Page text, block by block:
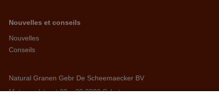
Nouvelles et conseils
Nouvelles
Conseils
Natural Granen Gebr De Scheemaecker BV
Metropoolstraat 28 – 29 2900 Schoten